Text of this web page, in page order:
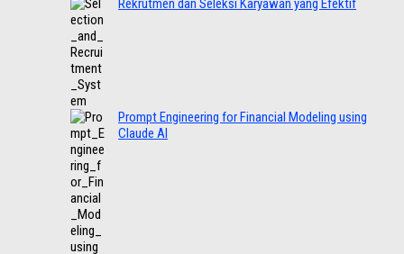
Rekrutmen dan Seleksi Karyawan yang Efektif
Prompt Engineering for Financial Modeling using
Claude AI